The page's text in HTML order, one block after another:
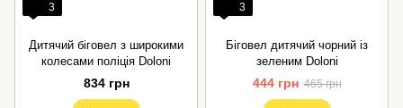
3
Дитячий біговел з широкими
колесами поліція Doloni
834 грн
3
Біговел дитячий чорний із
зеленим Doloni
444 грн 465 грн